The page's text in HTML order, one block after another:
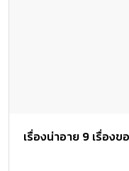
เรื่องน่าอาย 9 เรื่อง